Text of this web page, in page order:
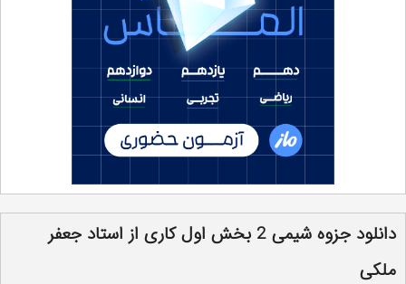
دانلود جزوه شیمی 2 بخش اول کاری از استاد جعفر
ملکی